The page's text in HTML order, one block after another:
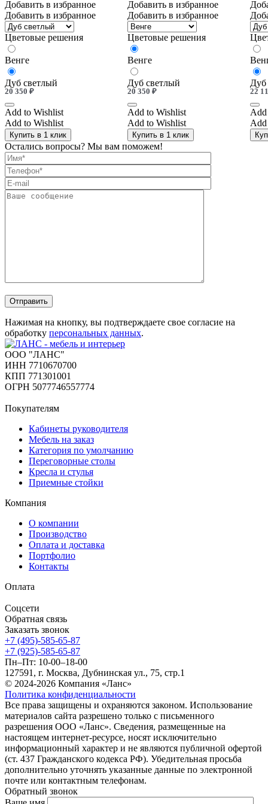
Добавить в избранное
Добавить в избранное
Цветовые решения
Венге
Дуб светлый
20 350 ₽
Add to Wishlist
Add to Wishlist
Купить в 1 клик
Добавить в избранное
Добавить в избранное
Цветовые решения
Венге
Дуб светлый
20 350 ₽
Add to Wishlist
Add to Wishlist
Купить в 1 клик
Дуб
22
Остались вопросы? Мы вам поможем!
Отправить
Нажимая на кнопку, вы подтверждаете свое согласие на
обработку персональных данных.
ООО "ЛАНС"
ИНН 7710670700
КПП 771301001
ОГРН 5077746557774
Покупателям
Кабинеты руководителя
Мебель на заказ
Категория по умолчанию
Переговорные столы
Кресла и стулья
Приемные стойки
Компания
О компании
Производство
Оплата и доставка
Портфолио
Контакты
Оплата
Соцсети
Обратная связь
Заказать звонок
+7 (495)-585-65-87
+7 (925)-585-65-87
Пн–Пт: 10-00–18-00
127591, г. Москва, Дубнинская ул., 75, стр.1
© 2024-2026 Компания «Ланс»
Политика конфиденциальности
Все права защищены и охраняются законом. Использование
материалов сайта разрешено только с письменного
разрешения ООО «Ланс». Сведения, размещенные на
настоящем интернет-ресурсе, носят исключительно
информационный характер и не являются публичной офертой
(ст. 437 Гражданского кодекса РФ). Убедительная просьба
дополнительно уточнять указанные данные по электронной
почте или контактным телефонам.
Обратный звонок